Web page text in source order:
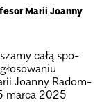
Marii Joanny
całą spo­
Joanny Radom­
marca 2025